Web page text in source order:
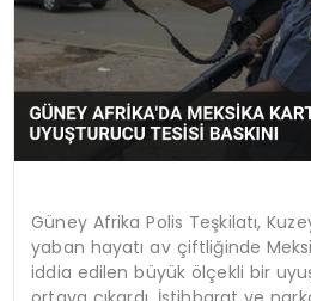
Güney Afrika Polis Teşkilatı,
yaban hayatı av çiftliğinde
iddia edilen büyük ölçekli bir